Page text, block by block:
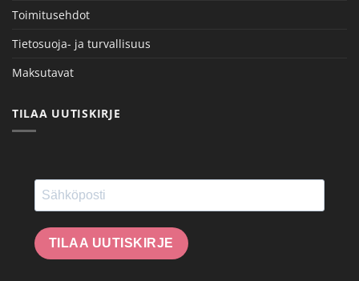
Toimitusehdot
Tietosuoja- ja turvallisuus
Maksutavat
TILAA UUTISKIRJE
TILAA UUTISKIRJE